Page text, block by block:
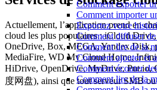
Comment exporter
Comment importer
Exportez votre
Comment diffuser
Comment lire de la
Comment ajouter et
Comment écouter
Comment lire de la
Actuellement, l’application prend en
cloud les plus populaires : iCloud
OneDrive, Box, MEGA, Yandex.Disk,
MediaFire, WD My Cloud Home,
HiDrive, OpenDrive, MyDrive, Put.io,
度网盘), ainsi que tout serveur SMB